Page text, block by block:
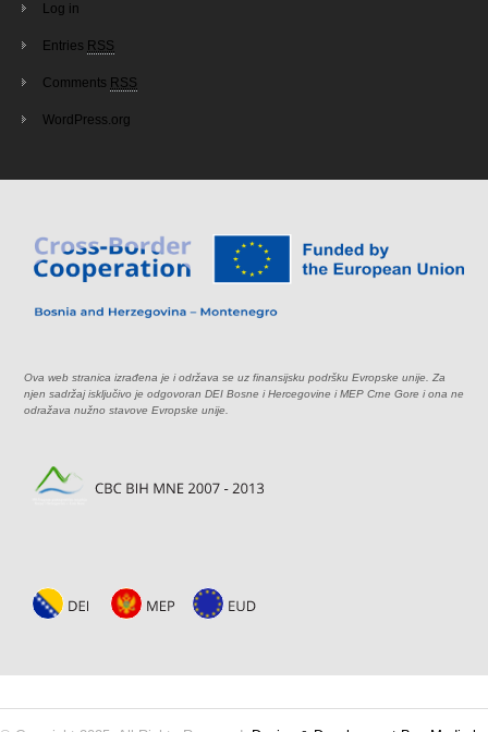
Log in
Entries RSS
Comments RSS
WordPress.org
Ova web stranica izrađena je i održava se uz finansijsku podršku Evropske unije. Za
njen sadržaj isključivo je odgovoran DEI Bosne i Hercegovine i MEP Crne Gore i ona ne
odražava nužno stavove Evropske unije.